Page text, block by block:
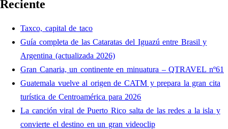
Reciente
Taxco, capital de taco
Guía completa de las Cataratas del Iguazú entre Brasil y
Argentina (actualizada 2026)
Gran Canaria, un continente en minuatura – QTRAVEL nº61
Guatemala vuelve al origen de CATM y prepara la gran cita
turística de Centroamérica para 2026
La canción viral de Puerto Rico salta de las redes a la isla y
convierte el destino en un gran videoclip